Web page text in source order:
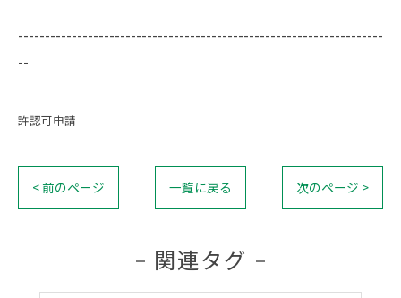
--------------------------------------------------------------------
--
許認可申請
< 前のページ 一覧に戻る 次のページ >
関連タグ